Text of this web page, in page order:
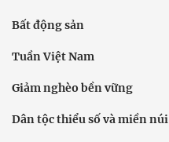
Bất động sản
Tuần Việt Nam
Giảm nghèo bền vững
Dân tộc thiểu số và miền núi